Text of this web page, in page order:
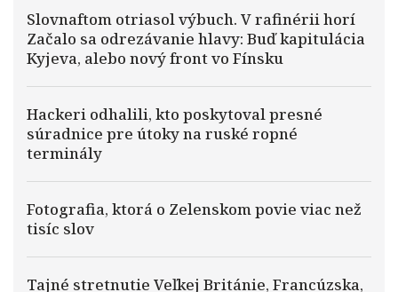
Slovnaftom otriasol výbuch. V rafinérii horí
Začalo sa odrezávanie hlavy: Buď kapitulácia
Kyjeva, alebo nový front vo Fínsku
Hackeri odhalili, kto poskytoval presné
súradnice pre útoky na ruské ropné
terminály
Fotografia, ktorá o Zelenskom povie viac než
tisíc slov
Tajné stretnutie Veľkej Británie, Francúzska,